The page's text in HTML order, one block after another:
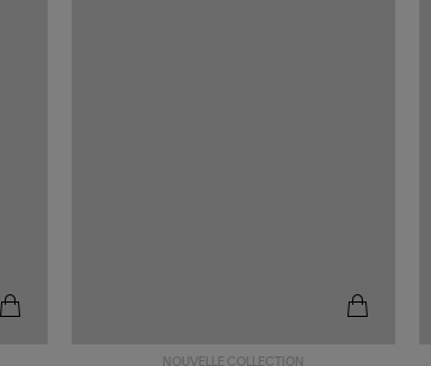
NOUVELLE COLLECTION